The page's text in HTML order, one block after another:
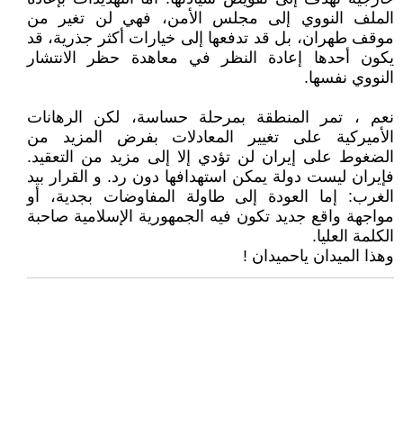
الملف النووي إلى مجلس الأمن، فهي لن تغير من
موقف طهران، بل قد تدفعها إلى خيارات أكثر جذرية، قد
يكون أحدها إعادة النظر في معاهدة حظر الانتشار
النووي نفسها.
نعم ، تمر المنطقة بمرحلة حساسة، لكن الرهانات
الأميركية على تغيير المعادلات بفرض المزيد من
الضغوط على إيران لن تؤدي إلا إلى مزيد من التعقيد.
فإيران ليست دولة يمكن استهدافها دون رد. و القرار بيد
الغرب: إما العودة إلى طاولة المفاوضات بجدية، أو
مواجهة واقع جديد تكون فيه الجمهورية الإسلامية صاحبة
الكلمة العليا.
وهذا الميدان ياحميدان !